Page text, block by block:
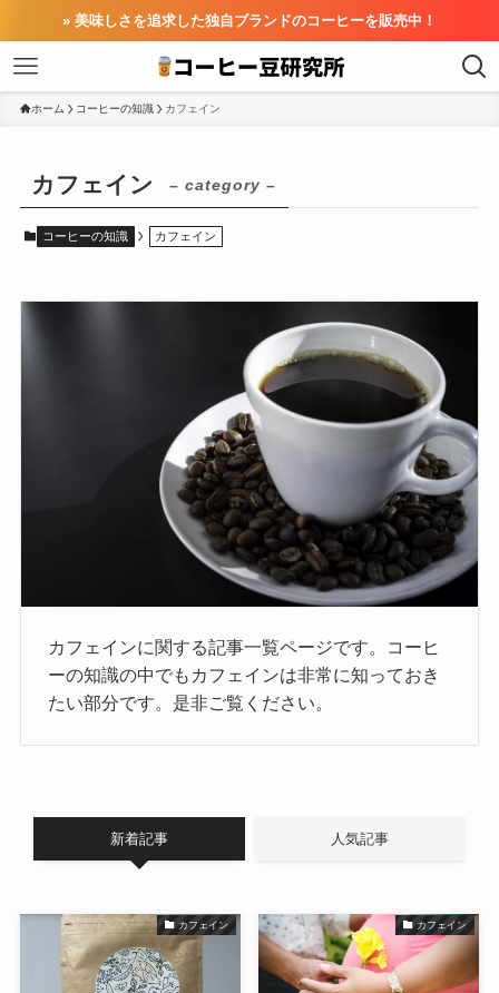
» 美味しさを追求した独自ブランドのコーヒーを販売中！
ホーム コーヒーの知識 カフェイン
カフェイン – category –
コーヒーの知識 カフェイン
カフェインに関する記事一覧ページです。コーヒ
ーの知識の中でもカフェインは非常に知っておき
たい部分です。是非ご覧ください。
新着記事 人気記事
カフェイン カフェイン